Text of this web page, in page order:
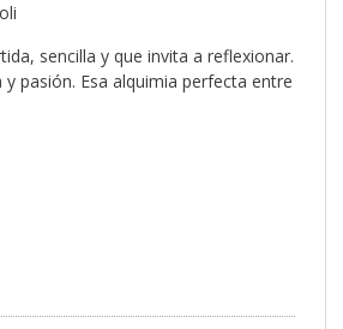
sencilla y que invita a reflexionar.
pasión. Esa alquimia perfecta entre